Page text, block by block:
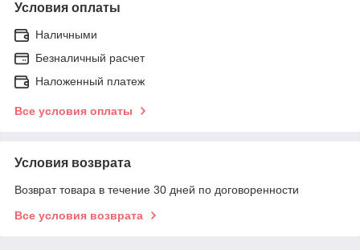
Условия оплаты
Наличными
Безналичный расчет
Наложенный платеж
Все условия оплаты
Условия возврата
Возврат товара в течение 30 дней по договоренности
Все условия возврата